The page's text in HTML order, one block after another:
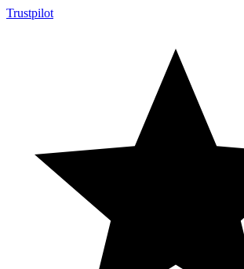
Trustpilot